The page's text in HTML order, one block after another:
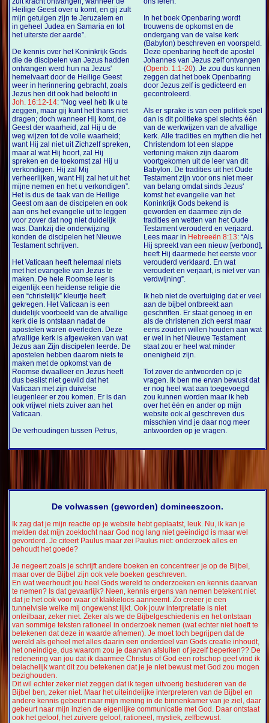
Heilige Geest over u komt, en gij zult
mijn getuigen zijn te Jeruzalem en
in geheel Judea en Samaria en tot
het uiterste der aarde”.
De kennis over het Koninkrijk Gods
die de discipelen van Jezus hadden
ontvangen werd hun na Jezus'
hemelvaart door de Heilige Geest
weer in herinnering gebracht, zoals
Jezus hen dit ook had beloofd in
Joh. 16:12-14: “Nog veel heb Ik u te
zeggen, maar gij kunt het thans niet
dragen; doch wanneer Hij komt, de
Geest der waarheid, zal Hij u de
weg wijzen tot de volle waarheid;
want Hij zal niet uit Zichzelf spreken,
maar al wat Hij hoort, zal Hij
spreken en de toekomst zal Hij u
verkondigen. Hij zal Mij
verheerlijken, want Hij zal het uit het
mijne nemen en het u verkondigen”.
Het is dus de taak van de Heilige
Geest om aan de discipelen en ook
aan ons het evangelie uit te leggen
voor zover dat nog niet duidelijk
was. Dankzij die onderwijzing
konden de discipelen het Nieuwe
Testament schrijven.
Het Vaticaan heeft helemaal niets
met het evangelie van Jezus te
maken. De hele Roomse leer is
eigenlijk een heidense religie die
een “christelijk” kleurtje heeft
gekregen. Het Vaticaan is een
duidelijk voorbeeld van de afvallige
kerk die is ontstaan nadat de
apostelen waren overleden. Deze
afvallige kerk is afgeweken van wat
Jezus aan Zijn discipelen leerde. De
apostelen hebben daarom niets te
maken met de opkomst van de
Roomse dwaalleer en Jezus heeft
dus beslist niet gewild dat het
Vaticaan met zijn duivelse
leugenleer er zou komen. Er is dan
ook vrijwel niets zuiver aan het
Vaticaan.
De verhoudingen tussen Petrus,
In het boek Openbaring wordt
trouwens de opkomst en de
ondergang van de valse kerk
(Babylon) beschreven en voorspeld.
Deze openbaring heeft de apostel
Johannes van Jezus zelf ontvangen
(Openb. 1:1-20). Je zou dus kunnen
zeggen dat het boek Openbaring
door Jezus zelf is gedicteerd en
gecontroleerd.
Als er sprake is van een politiek spel
dan is dit politieke spel slechts één
van de werkwijzen van de afvallige
kerk. Alle tradities en mythen die het
Christendom tot een slappe
vertoning maken zijn daarom
voortgekomen uit de leer van dit
Babylon. De tradities uit het Oude
Testament zijn voor ons niet meer
van belang omdat sinds Jezus'
komst het evangelie van het
Koninkrijk Gods bekend is
geworden en daarmee zijn de
tradities en wetten van het Oude
Testament verouderd en verjaard.
Lees maar in Hebreeën 8:13: “Als
Hij spreekt van een nieuw [verbond],
heeft Hij daarmede het eerste voor
verouderd verklaard. En wat
veroudert en verjaart, is niet ver van
verdwijning”.
Ik heb niet de overtuiging dat er veel
aan de bijbel ontbreekt aan
geschriften. Er staat genoeg in en
als de christenen zich eerst maar
eens zouden willen houden aan wat
er wel in het Nieuwe Testament
staat zou er heel wat minder
onenigheid zijn.
Tot zover de antwoorden op je
vragen. Ik ben me ervan bewust dat
er nog heel wat aan toegevoegd
zou kunnen worden maar ik heb
over het één en ander op mijn
website ook al geschreven dus
misschien vind je daar nog meer
antwoorden op je vragen.
De volwassen (geworden) domineeszoon.
Ik zag dat je mijn reactie op je website hebt geplaatst, leuk. Nu, ik kan je
melden dat mijn zoektocht naar God nog lang niet geëindigd is maar wel
gevorderd. Je citeert Paulus maar zei Paulus niet: onderzoek alles en
behoudt het goede?
Je negeert zoals je schrijft andere boeken en concentreer je op de Bijbel,
maar over de Bijbel zijn ook vele boeken geschreven.
En wat weerhoudt jou heel Gods wereld te onderzoeken en kennis daarvan
te nemen? Is dat gevaarlijk? Neen, kennis ergens van nemen betekent niet
dat je het ook voor waar of klakkeloos aanneemt. Zo creëer je een
tunnelvisie welke mij ongewenst lijkt. Ook jouw interpretatie is niet
onfeilbaar, zeker niet. Zeker als we de Bijbelgeschiedenis en het ontstaan
van sommige teksten rationeel in onderzoek nemen (wat echter niet hoeft te
betekenen dat deze in waarde afnemen). Je moet toch begrijpen dat de
wereld als geheel met alles daarin een onderdeel van Gods creatie inhoudt,
het oneindige, dus waarom zou je daarvan afsluiten of jezelf beperken?? De
redenering van jou dat ik daarmee Christus of God een rotschop geef vind ik
belachelijk want dit zou betekenen dat je je niet bewust met God zou mogen
bezighouden.
Dit wil echter zeker niet zeggen dat ik tegen uitvoerig bestuderen van de
Bijbel ben, zeker niet. Maar het uiteindelijke interpreteren van de Bijbel en
andere kennis gebeurt naar mijn mening in de binnenkamer van je ziel, daar
gebeurt naar mijn inzien de eigenlijke communicatie met God. Daar ontstaat
ook het geloof, het zuivere geloof, rationeel, mystiek, zelfbewust.